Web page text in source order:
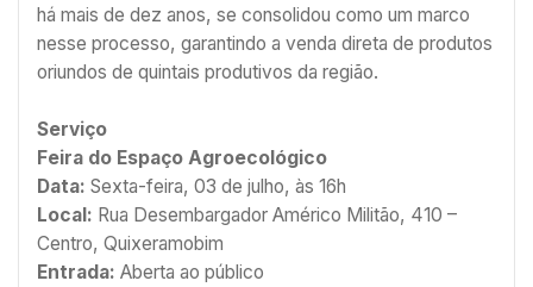
há mais de dez anos, se consolidou como um marco
nesse processo, garantindo a venda direta de produtos
oriundos de quintais produtivos da região.
Serviço
Feira do Espaço Agroecológico
Data: Sexta-feira, 03 de julho, às 16h
Local: Rua Desembargador Américo Militão, 410 –
Centro, Quixeramobim
Entrada: Aberta ao público